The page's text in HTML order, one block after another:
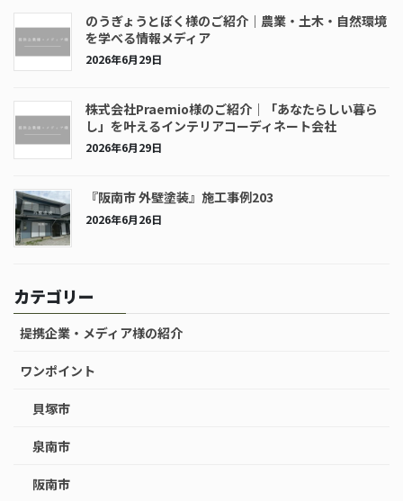
のうぎょうとぼく様のご紹介｜農業・土木・自然環境
を学べる情報メディア
2026年6月29日
株式会社Praemio様のご紹介｜「あなたらしい暮ら
し」を叶えるインテリアコーディネート会社
2026年6月29日
『阪南市 外壁塗装』施工事例203
2026年6月26日
カテゴリー
提携企業・メディア様の紹介
ワンポイント
貝塚市
泉南市
阪南市